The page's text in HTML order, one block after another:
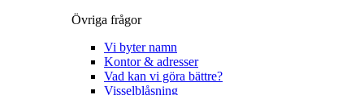
Övriga frågor
Vi byter namn
Kontor & adresser
Vad kan vi göra bättre?
Visselblåsning